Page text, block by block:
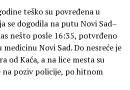
teško su povređena u
se dogodila na putu Novi Sad–
nešto posle 16:35, potvrđeno
Novi Sad. Do nesreće je
od Kaća, a na lice mesta su
na poziv policije, po hitnom